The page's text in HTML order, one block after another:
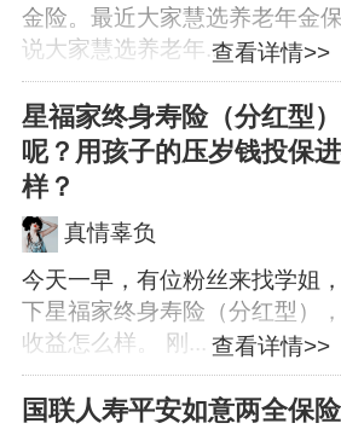
查看详情>>
金险。最近大家慧选养老年金
说大家慧选养老年...
星福家终身寿险（分红型
呢？用孩子的压岁钱投保
样？
真情辜负
查看详情>>
今天一早，有位粉丝来找学姐
下星福家终身寿险（分红型）
收益怎么样。 刚...
国联人寿平安如意两全保